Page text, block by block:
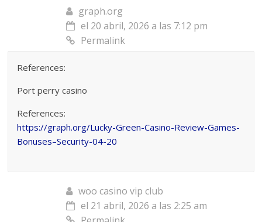
graph.org
el 20 abril, 2026 a las 7:12 pm
Permalink
References:
Port perry casino
References:
https://graph.org/Lucky-Green-Casino-Review-Games-
Bonuses–Security-04-20
woo casino vip club
el 21 abril, 2026 a las 2:25 am